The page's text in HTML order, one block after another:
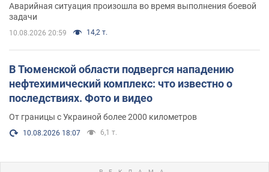
Аварийная ситуация произошла во время выполнения боевой
задачи
10.08.2026 20:59 14,2 т.
В Тюменской области подвергся нападению
нефтехимический комплекс: что известно о
последствиях. Фото и видео
От границы с Украиной более 2000 километров
10.08.2026 18:07 6,1 т.